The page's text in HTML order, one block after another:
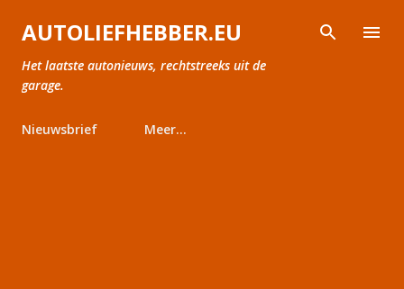
Doorgaan naar hoofdcontent
AUTOLIEFHEBBER.EU
Het laatste autonieuws, rechtstreeks uit de
garage.
Nieuwsbrief Meer…